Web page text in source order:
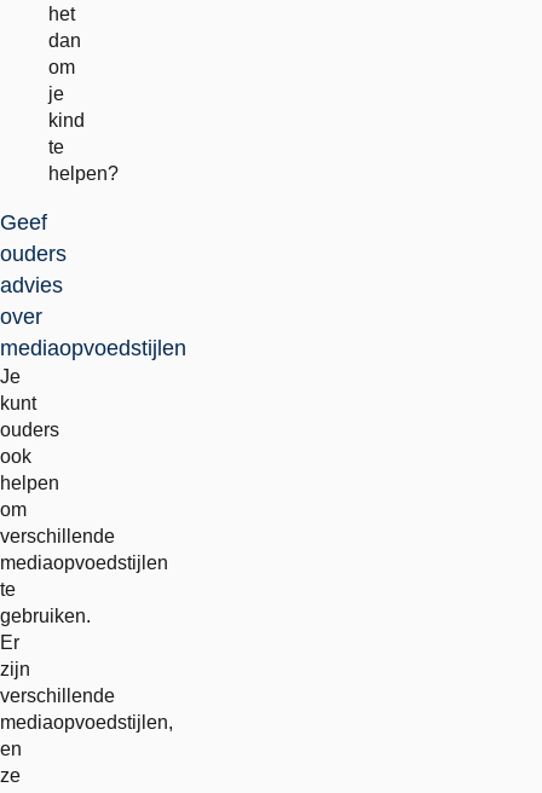
het
dan
om
je
kind
te
helpen?
Geef
ouders
advies
over
mediaopvoedstijlen
Je
kunt
ouders
ook
helpen
om
verschillende
mediaopvoedstijlen
te
gebruiken.
Er
zijn
verschillende
mediaopvoedstijlen,
en
ze